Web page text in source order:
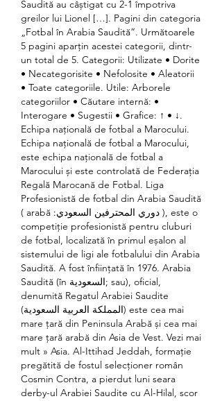
Saudită au câștigat cu 2-1 împotriva
greilor lui Lionel […]. Pagini din categoria
„Fotbal în Arabia Saudită”. Următoarele
5 pagini aparțin acestei categorii, dintr-
un total de 5. Categorii: Utilizate • Dorite
• Necategorisite • Nefolosite • Aleatorii
• Toate categoriile. Utile: Arborele
categoriilor • Căutare internă: •
Interogare • Sugestii • Grafice: ↑ • ↓.
Echipa națională de fotbal a Marocului.
Echipa națională de fotbal a Marocului,
este echipa națională de fotbal a
Marocului și este controlată de Federația
Regală Marocană de Fotbal. Liga
Profesionistă de fotbal din Arabia Saudită
( arabă :دوري المحترفين السعودي ), este o
competiție profesionistă pentru cluburi
de fotbal, localizată în primul eșalon al
sistemului de ligi ale fotbalului din Arabia
Saudită. A fost înființată în 1976. Arabia
Saudită (în السعودية; sau), oficial,
denumită Regatul Arabiei Saudite
(المملكة العربية السعودية) este cea mai
mare țară din Peninsula Arabă și cea mai
mare țară arabă din Asia de Vest. Vezi mai
mult » Asia. Al-Ittihad Jeddah, formație
pregătită de fostul selecționer român
Cosmin Contra, a pierdut luni seara
derby-ul Arabiei Saudite cu Al-Hilal, scor